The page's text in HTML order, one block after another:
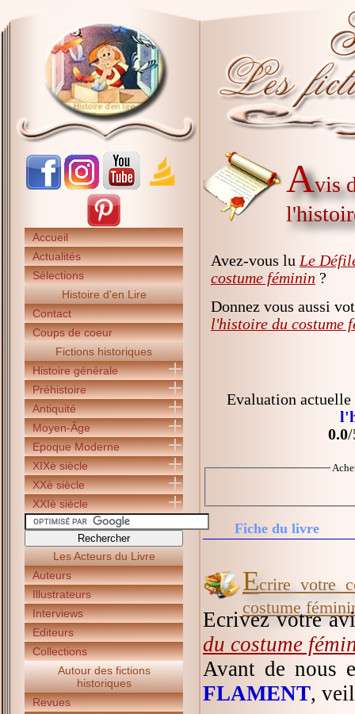
Accueil
Actualités
Sélections
Histoire d'en Lire
Contact
Coups de coeur
Fictions historiques
Histoire générale
Préhistoire
Antiquité
Moyen-Âge
Epoque Moderne
XIXè siècle
XXè siècle
XXIè siècle
Les Acteurs du Livre
Auteurs
Illustrateurs
Interviews
Editeurs
Collections
Autour des fictions
historiques
Revues
Avis
Avez-vous lu Le
costume féminin ?
Donnez vous aussi
l'histoire du costume
Evaluation
0.0/
Fiche du livre
Ecrire votre
costume
Ecrivez votre
du costume
Avant de nous
FLAMENT,